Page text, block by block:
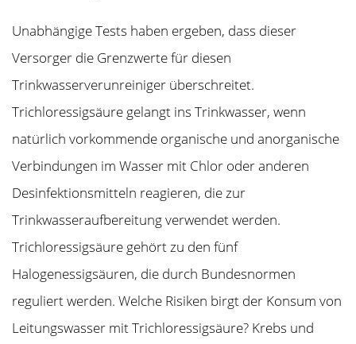
Unabhängige Tests haben ergeben, dass dieser
Versorger die Grenzwerte für diesen
Trinkwasserverunreiniger überschreitet.
Trichloressigsäure gelangt ins Trinkwasser, wenn
natürlich vorkommende organische und anorganische
Verbindungen im Wasser mit Chlor oder anderen
Desinfektionsmitteln reagieren, die zur
Trinkwasseraufbereitung verwendet werden.
Trichloressigsäure gehört zu den fünf
Halogenessigsäuren, die durch Bundesnormen
reguliert werden. Welche Risiken birgt der Konsum von
Leitungswasser mit Trichloressigsäure? Krebs und